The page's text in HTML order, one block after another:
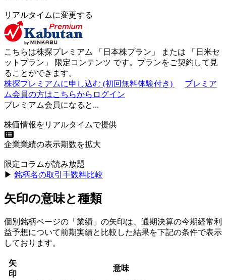
リアルタイムに変更する
こちらは株探プレミアム 「 日本株プラン 」 または 「 日米セ
ットプラン 」 限定コンテンツ です。プランをご契約して見
ることができます。
株探プレミアムに申し込む (初回無料体験付き)
プレミア
ム会員の方はこちらからログイン
プレミアム会員になると...
株価情報をリアルタイムで提供
企業業績の表示期数を拡大
限定コラムが読み放題
▶︎ 銘柄名の取引手数料比較
矢印の意味と種類
個別銘柄ページの「業績」の矢印は、通期決算の今期経常利
益予想について前期実績と比較した結果を下記の条件で表示
しております。
矢
印
意味